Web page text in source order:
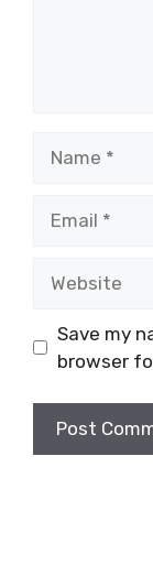
Save my
browser